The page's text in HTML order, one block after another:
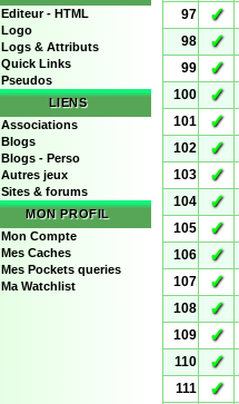
Editeur - HTML
Logo
Logs & Attributs
Quick Links
Pseudos
LIENS
Associations
Blogs
Blogs - Perso
Autres jeux
Sites & forums
MON PROFIL
Mon Compte
Mes Caches
Mes Pockets queries
Ma Watchlist
97
✓
98
✓
99
✓
100
✓
101
✓
102
✓
103
✓
104
✓
105
✓
106
✓
107
✓
108
✓
109
✓
110
✓
111
✓